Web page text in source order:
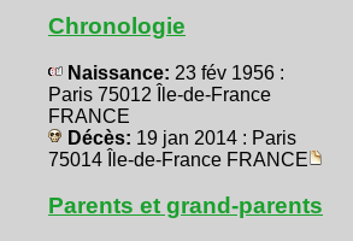
Chronologie
Naissance: 23 fév 1956 :
Paris 75012 Île-de-France
FRANCE
Décès: 19 jan 2014 : Paris
75014 Île-de-France FRANCE
Parents et grand-parents